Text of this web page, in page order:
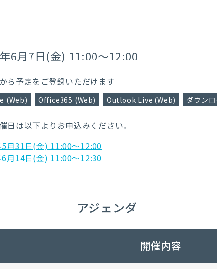
6月7日(金) 11:00～12:00
ら予定をご登録いただけます
(Web) Office365 (Web) Outlook Live (Web) ダウン
日は以下よりお申込みください。
月31日(金) 11:00～12:00
月14日(金) 11:00～12:30
アジェンダ
開催内容